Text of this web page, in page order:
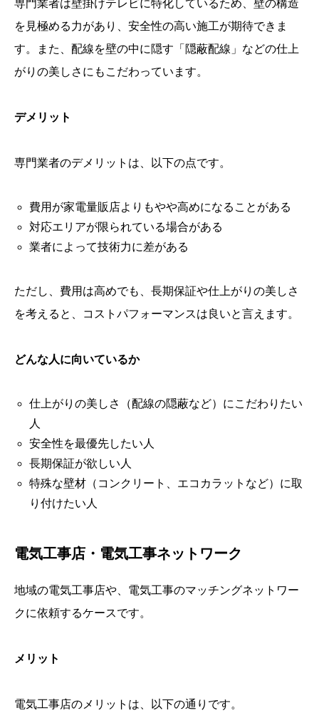
専門業者は壁掛けテレビに特化しているため、壁の構造
を見極める力があり、安全性の高い施工が期待できま
す。また、配線を壁の中に隠す「隠蔽配線」などの仕上
がりの美しさにもこだわっています。
デメリット
専門業者のデメリットは、以下の点です。
費用が家電量販店よりもやや高めになることがある
対応エリアが限られている場合がある
業者によって技術力に差がある
ただし、費用は高めでも、長期保証や仕上がりの美しさ
を考えると、コストパフォーマンスは良いと言えます。
どんな人に向いているか
仕上がりの美しさ（配線の隠蔽など）にこだわりたい
人
安全性を最優先したい人
長期保証が欲しい人
特殊な壁材（コンクリート、エコカラットなど）に取
り付けたい人
電気工事店・電気工事ネットワーク
地域の電気工事店や、電気工事のマッチングネットワー
クに依頼するケースです。
メリット
電気工事店のメリットは、以下の通りです。